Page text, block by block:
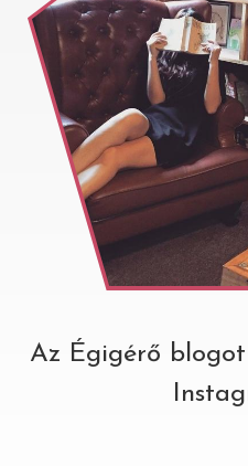
Az Égigérő